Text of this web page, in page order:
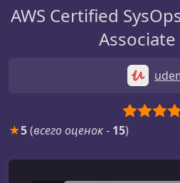
AWS Certified
★5(всего оценок- 15)